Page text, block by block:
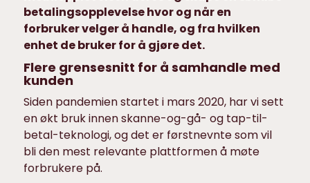
betalingsopplevelse hvor og når en
forbruker velger å handle, og fra hvilken
enhet de bruker for å gjøre det.
Flere grensesnitt for å samhandle med
kunden
Siden pandemien startet i mars 2020, har vi sett
en økt bruk innen skanne-og-gå- og tap-til-
betal-teknologi, og det er førstnevnte som vil
bli den mest relevante plattformen å møte
forbrukere på.